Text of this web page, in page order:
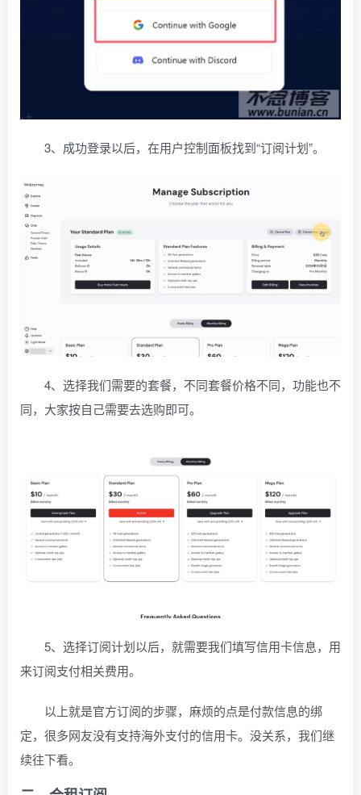
3、成功登录以后，在用户控制面板找到“订阅计划”。
4、选择我们需要的套餐，不同套餐价格不同，功能也不
同，大家按自己需要去选购即可。
5、选择订阅计划以后，就需要我们填写信用卡信息，用
来订阅支付相关费用。
以上就是官方订阅的步骤，麻烦的点是付款信息的绑
定，很多网友没有支持海外支付的信用卡。没关系，我们继
续往下看。